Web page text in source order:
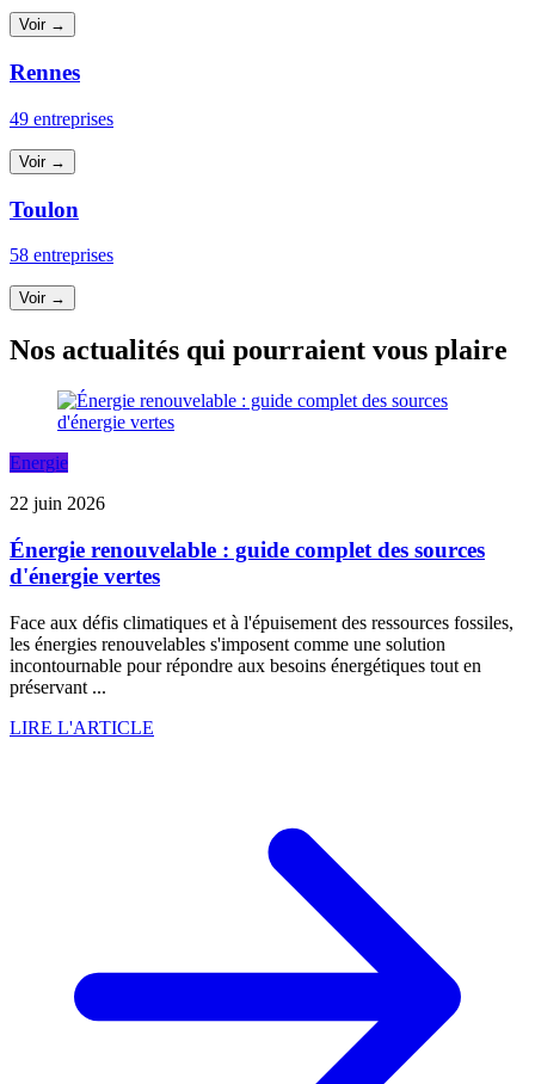
Voir →
Rennes
49 entreprises
Voir →
Toulon
58 entreprises
Voir →
Nos actualités qui pourraient vous plaire
Energie
22 juin 2026
Énergie renouvelable : guide complet des sources
d'énergie vertes
Face aux défis climatiques et à l'épuisement des ressources fossiles,
les énergies renouvelables s'imposent comme une solution
incontournable pour répondre aux besoins énergétiques tout en
préservant ...
LIRE L'ARTICLE